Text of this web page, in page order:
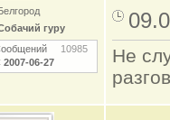
гуру
10985
2007-06-27
Не